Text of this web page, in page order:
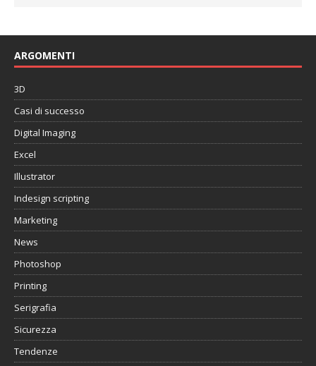
ARGOMENTI
3D
Casi di successo
Digital Imaging
Excel
Illustrator
Indesign scripting
Marketing
News
Photoshop
Printing
Serigrafia
Sicurezza
Tendenze